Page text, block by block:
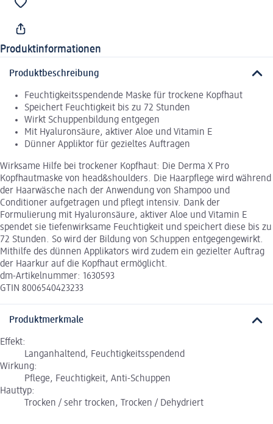
Produktinformationen
Produktbeschreibung
Feuchtigkeitsspendende Maske für trockene Kopfhaut
Speichert Feuchtigkeit bis zu 72 Stunden
Wirkt Schuppenbildung entgegen
Mit Hyaluronsäure, aktiver Aloe und Vitamin E
Dünner Appliktor für gezieltes Auftragen
Wirksame Hilfe bei trockener Kopfhaut: Die Derma X Pro
Kopfhautmaske von head&shoulders. Die Haarpflege wird während
der Haarwäsche nach der Anwendung von Shampoo und
Conditioner aufgetragen und pflegt intensiv. Dank der
Formulierung mit Hyaluronsäure, aktiver Aloe und Vitamin E
spendet sie tiefenwirksame Feuchtigkeit und speichert diese bis zu
72 Stunden. So wird der Bildung von Schuppen entgegengewirkt.
Mithilfe des dünnen Applikators wird zudem ein gezielter Auftrag
der Haarkur auf die Kopfhaut ermöglicht.
dm-Artikelnummer: 1630593
GTIN 8006540423233
Produktmerkmale
Effekt:
Langanhaltend, Feuchtigkeitsspendend
Wirkung:
Pflege, Feuchtigkeit, Anti-Schuppen
Hauttyp:
Trocken / sehr trocken, Trocken / Dehydriert